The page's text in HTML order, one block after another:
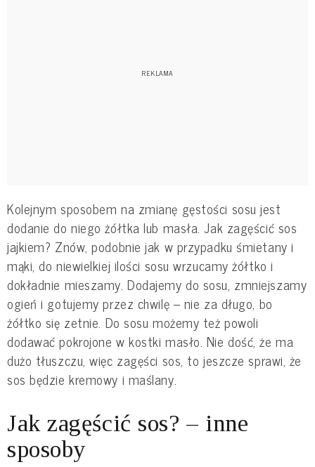
Kolejnym sposobem na zmianę gęstości sosu jest
dodanie do niego żółtka lub masła. Jak zagęścić sos
jajkiem? Znów, podobnie jak w przypadku śmietany i
mąki, do niewielkiej ilości sosu wrzucamy żółtko i
dokładnie mieszamy. Dodajemy do sosu, zmniejszamy
ogień i gotujemy przez chwilę – nie za długo, bo
żółtko się zetnie. Do sosu możemy też powoli
dodawać pokrojone w kostki masło. Nie dość, że ma
dużo tłuszczu, więc zagęści sos, to jeszcze sprawi, że
sos będzie kremowy i maślany.
Jak zagęścić sos? – inne
sposoby